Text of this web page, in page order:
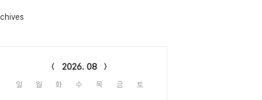
2026. 08
일 월 화 수 목 금 토